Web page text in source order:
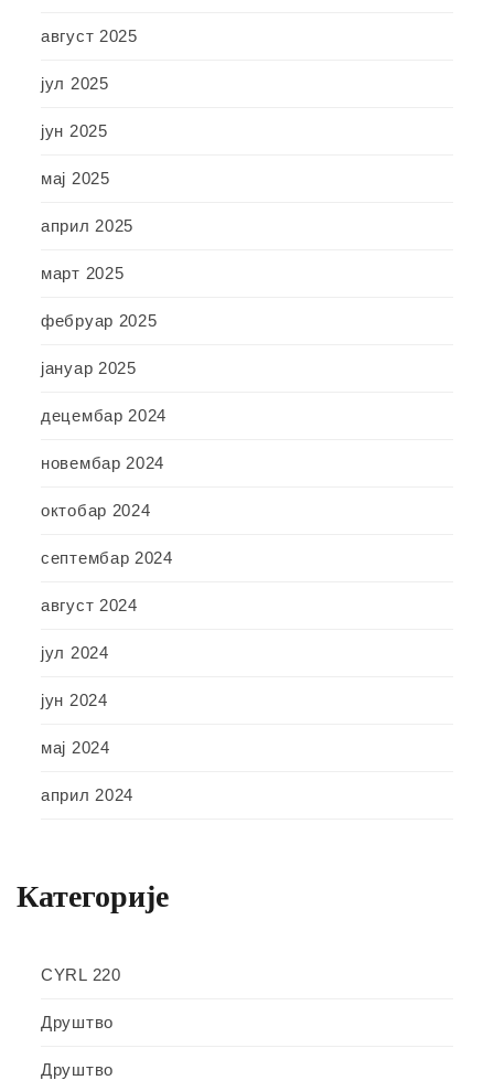
август 2025
јул 2025
јун 2025
мај 2025
април 2025
март 2025
фебруар 2025
јануар 2025
децембар 2024
новембар 2024
октобар 2024
септембар 2024
август 2024
јул 2024
јун 2024
мај 2024
април 2024
Категорије
CYRL 220
Друштво
Друштво